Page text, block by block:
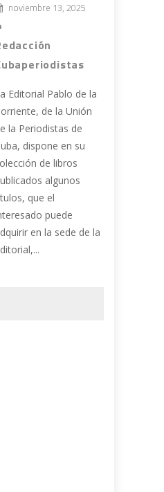
noviembre 13, 2025
Editorial Pablo de la
de la Unión
la Periodistas de
dispone en su
de libros
algunos
que el
puede
en la sede de la